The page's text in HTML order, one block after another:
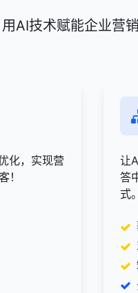
用AI技术赋能企业营
化，实现营
！
让
答
式。